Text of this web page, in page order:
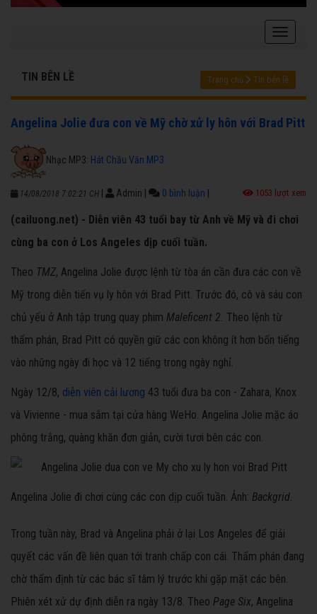
TIN BÊN LỀ Trang chủ Tin bên lề
Angelina Jolie đưa con về Mỹ chờ xử ly hôn với Brad Pitt
Nhạc MP3: Hát Chầu Văn MP3
14/08/2018 7:02:21 CH Admin 0 bình luận 1053 lượt xem
(cailuong.net) - Diễn viên 43 tuổi bay từ Anh về Mỹ và đi chơi
cùng ba con ở Los Angeles dịp cuối tuần.
Theo TMZ, Angelina Jolie được lệnh từ tòa án cần đưa các con về
Mỹ trong diễn tiến vụ ly hôn với Brad Pitt. Trước đó, cô và sáu con
chủ yếu ở Anh tập trung quay phim Maleficent 2. Theo lệnh từ
thẩm phán, Brad Pitt có quyền giữ các con không ít hơn bốn tiếng
vào những ngày đi học và 12 tiếng trong ngày nghỉ.
Ngày 12/8, diễn viên cải lương 43 tuổi đưa ba con - Zahara, Knox
và Vivienne - mua sắm tại cửa hàng WeHo. Angelina Jolie mặc áo
phông trắng, quàng khăn đơn giản, cười tươi bên các con.
Angelina Jolie đi chơi cùng các con dịp cuối tuần. Ảnh: Backgrid.
Trong tuần này, Brad và Angelina phải ở lại Los Angeles để giải
quyết các vấn đề liên quan tới tranh chấp con cái. Thẩm phán đang
chờ thẩm định từ các bác sĩ tâm lý trước khi gặp mặt các bên.
Phiên xét xử dự định diễn ra ngày 13/8. Theo Page Six, Angelina